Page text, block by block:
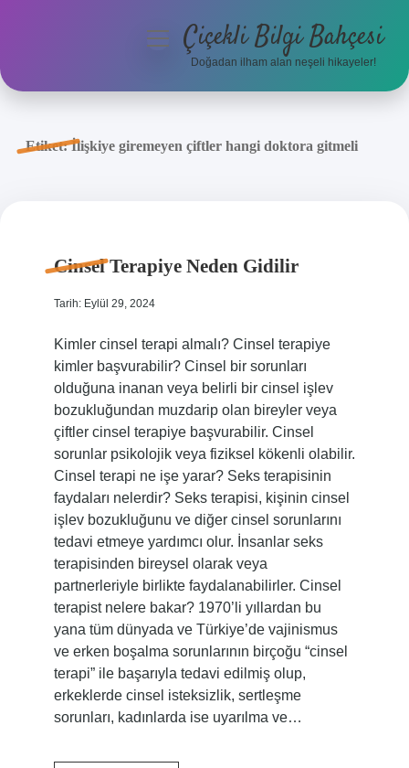
Anasayfa
menüyüÇiçekli Bilgi Bahçesi
Doğadan ilham alan neşeli hikayeler!
Etiket:İlişkiye giremeyen çiftler hangi doktora gitmeli
Cinsel Terapiye Neden Gidilir
Tarih: Eylül 29, 2024
Kimler cinsel terapi almalı? Cinsel terapiye
kimler başvurabilir? Cinsel bir sorunları
olduğuna inanan veya belirli bir cinsel işlev
bozukluğundan muzdarip olan bireyler veya
çiftler cinsel terapiye başvurabilir. Cinsel
sorunlar psikolojik veya fiziksel kökenli olabilir.
Cinsel terapi ne işe yarar? Seks terapisinin
faydaları nelerdir? Seks terapisi, kişinin cinsel
işlev bozukluğunu ve diğer cinsel sorunlarını
tedavi etmeye yardımcı olur. İnsanlar seks
terapisinden bireysel olarak veya
partnerleriyle birlikte faydalanabilirler. Cinsel
terapist nelere bakar? 1970’li yıllardan bu
yana tüm dünyada ve Türkiye’de vajinismus
ve erken boşalma sorunlarının birçoğu “cinsel
terapi” ile başarıyla tedavi edilmiş olup,
erkeklerde cinsel isteksizlik, sertleşme
sorunları, kadınlarda ise uyarılma ve…